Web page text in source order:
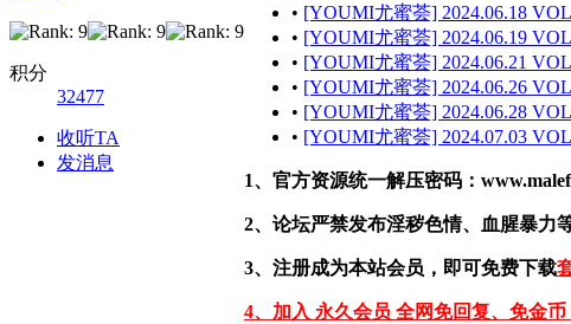
积分
32477
收听TA
发消息
• [YOUMI尤蜜荟] 2024.06.18
• [YOUMI尤蜜荟] 2024.06.19
• [YOUMI尤蜜荟] 2024.06.21
• [YOUMI尤蜜荟] 2024.06.26
• [YOUMI尤蜜荟] 2024.06.28
• [YOUMI尤蜜荟] 2024.07.03
1、官方资源统一解压密码：
2、论坛严禁发布淫秽色情、血腥暴力
3、注册成为本站会员，即可免费下载
4、加入 永久会员 全网免回复、免金币